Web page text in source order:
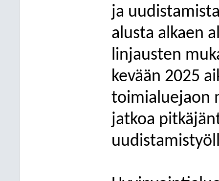
ja
alusta alkaen
linjausten
kevään 2025
toimialuejaon
jatkoa